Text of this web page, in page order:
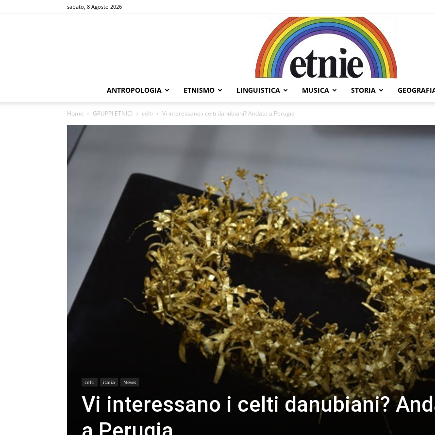
sabato, 8 Agosto 2026
ANTROPOLOGIA ETNISMO LINGUISTICA MUSICA STORIA
Home GRUPPI ETNICI celti Vi interessano i celti danubiani? Andate a Perugia
celti italia News
Vi interessano i celti danubiani?